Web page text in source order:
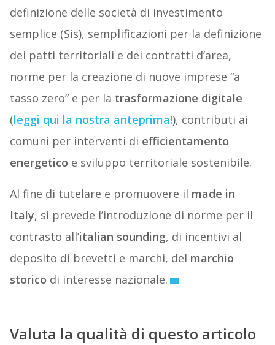
definizione delle società di investimento
semplice (Sis), semplificazioni per la definizione
dei patti territoriali e dei contratti d’area,
norme per la creazione di nuove imprese “a
tasso zero” e per la trasformazione digitale
(leggi qui la nostra anteprima!), contributi ai
comuni per interventi di efficientamento
energetico e sviluppo territoriale sostenibile.
Al fine di tutelare e promuovere il made in
Italy, si prevede l’introduzione di norme per il
contrasto all’italian sounding, di incentivi al
deposito di brevetti e marchi, del marchio
storico di interesse nazionale.
Valuta la qualità di questo articolo